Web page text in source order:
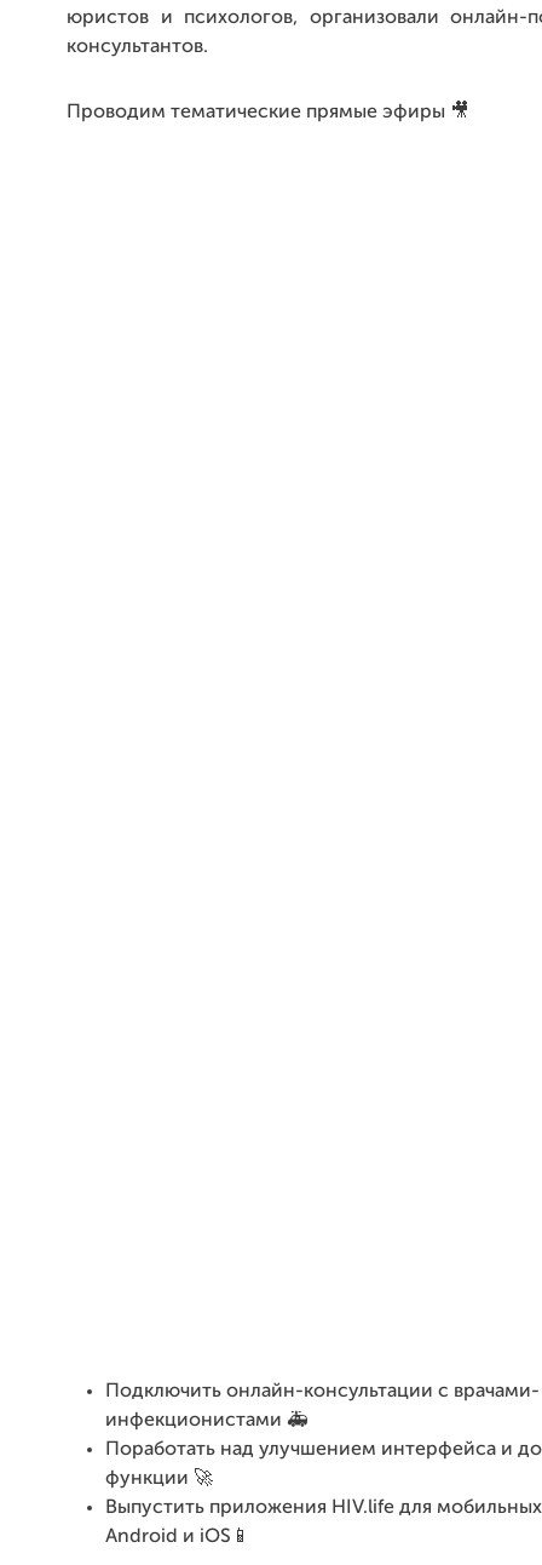
юристов и психологов, организовали онлайн-
консультантов.
Проводим тематические прямые эфиры 🎥
Подключить онлайн-консультации с врачами-
инфекционистами 🚑
Поработать над улучшением интерфейса и
функции 🚀
Выпустить приложения HIV.life для
Android и iOS📱